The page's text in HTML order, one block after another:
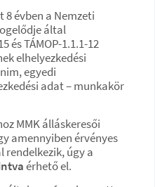
8 évben a Nemzeti
által
és TÁMOP-1.1.1-12
elhelyezkedési
egyedi
adat – munkakör
MMK álláskeresői
amennyiben érvényes
rendelkezik, úgy a
érhető el.